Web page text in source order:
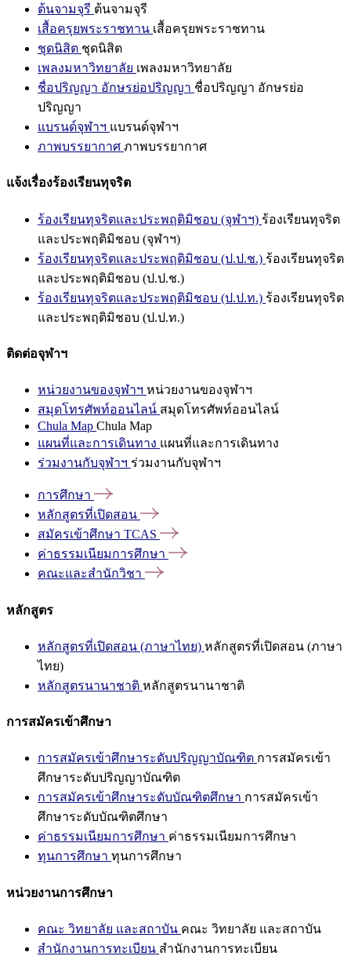
ต้นจามจุรี ต้นจามจุรี
เสื้อครุยพระราชทาน เสื้อครุยพระราชทาน
ชุดนิสิต ชุดนิสิต
เพลงมหาวิทยาลัย เพลงมหาวิทยาลัย
ชื่อปริญญา อักษรย่อปริญญา ชื่อปริญญา อักษรย่อ
ปริญญา
แบรนด์จุฬาฯ แบรนด์จุฬาฯ
ภาพบรรยากาศ ภาพบรรยากาศ
แจ้งเรื่องร้องเรียนทุจริต
ร้องเรียนทุจริตและประพฤติมิชอบ (จุฬาฯ) ร้องเรียนทุจริต
และประพฤติมิชอบ (จุฬาฯ)
ร้องเรียนทุจริตและประพฤติมิชอบ (ป.ป.ช.) ร้องเรียนทุจริต
และประพฤติมิชอบ (ป.ป.ช.)
ร้องเรียนทุจริตและประพฤติมิชอบ (ป.ป.ท.) ร้องเรียนทุจริต
และประพฤติมิชอบ (ป.ป.ท.)
ติดต่อจุฬาฯ
หน่วยงานของจุฬาฯ หน่วยงานของจุฬาฯ
สมุดโทรศัพท์ออนไลน์ สมุดโทรศัพท์ออนไลน์
Chula Map Chula Map
แผนที่และการเดินทาง แผนที่และการเดินทาง
ร่วมงานกับจุฬาฯ ร่วมงานกับจุฬาฯ
การศึกษา
หลักสูตรที่เปิดสอน
สมัครเข้าศึกษา TCAS
ค่าธรรมเนียมการศึกษา
คณะและสำนักวิชา
หลักสูตร
หลักสูตรที่เปิดสอน (ภาษาไทย) หลักสูตรที่เปิดสอน (ภาษา
ไทย)
หลักสูตรนานาชาติ หลักสูตรนานาชาติ
การสมัครเข้าศึกษา
การสมัครเข้าศึกษาระดับปริญญาบัณฑิต การสมัครเข้า
ศึกษาระดับปริญญาบัณฑิต
การสมัครเข้าศึกษาระดับบัณฑิตศึกษา การสมัครเข้า
ศึกษาระดับบัณฑิตศึกษา
ค่าธรรมเนียมการศึกษา ค่าธรรมเนียมการศึกษา
ทุนการศึกษา ทุนการศึกษา
หน่วยงานการศึกษา
คณะ วิทยาลัย และสถาบัน คณะ วิทยาลัย และสถาบัน
สำนักงานการทะเบียน สำนักงานการทะเบียน